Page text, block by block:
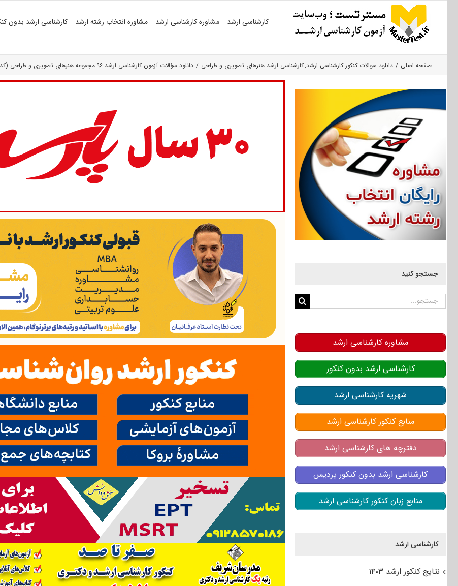
کارشناسی ارشد مشاوره کارشناسی ارشد مشاوره انتخاب رشته ارشد کارشناسی ارشد بدون
صفحه اصلی دانلود سوالات کنکور کارشناسی ارشد کارشناسی ارشد هنرهای تصویری و طراحی دانلود سؤالات آزمون کارشناسی ارشد ۹۶ مجموعه هنرهای تصویری و طراحی (کد ۱۳۵۸)
جستجو کنید
جستجو
مشاوره کارشناسی ارشد
کارشناسی ارشد بدون کنکور
شهریه کارشناسی ارشد
منابع کنکور کارشناسی ارشد
دفترچه های کارشناسی ارشد
کارشناسی ارشد بدون کنکور پردیس
منابع زبان کنکور کارشناسی ارشد
کارشناسی ارشد
نتایج کنکور ارشد ۱۴۰۳